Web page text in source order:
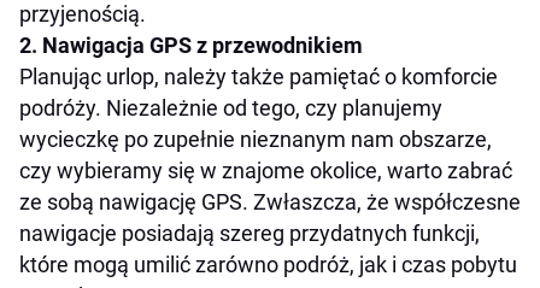
przyjenością.
2. Nawigacja GPS z przewodnikiem
Planując urlop, należy także pamiętać o komforcie
podróży. Niezależnie od tego, czy planujemy
wycieczkę po zupełnie nieznanym nam obszarze,
czy wybieramy się w znajome okolice, warto zabrać
ze sobą nawigację GPS. Zwłaszcza, że współczesne
nawigacje posiadają szereg przydatnych funkcji,
które mogą umilić zarówno podróż, jak i czas pobytu